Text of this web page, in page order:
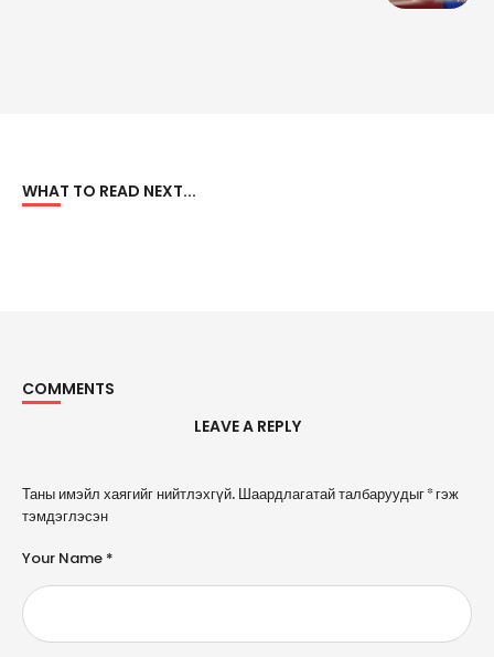
WHAT TO READ NEXT...
COMMENTS
LEAVE A REPLY
Таны имэйл хаягийг нийтлэхгүй. Шаардлагатай талбаруудыг*гэж
тэмдэглэсэн
Your Name *
A
l
e
n
a
ti